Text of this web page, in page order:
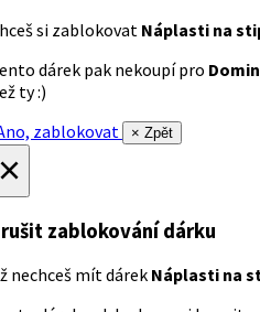
si zablokovat Náplasti na
dárek pak nekoupí pro
ty :)
zablokovat
× Zpět
zablokování dárku
nechceš mít dárek Náplasti na